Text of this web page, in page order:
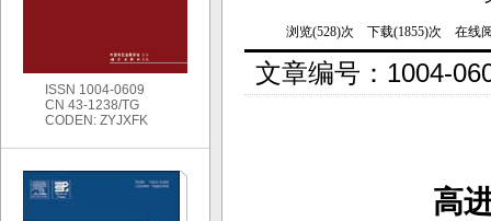
文章编号： 1004-
高
ISSN 1004-0609
CN 43-1238/TG
CODEN: ZYJXFK